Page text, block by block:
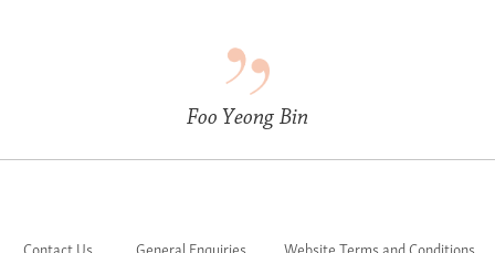
Foo Yeong Bin